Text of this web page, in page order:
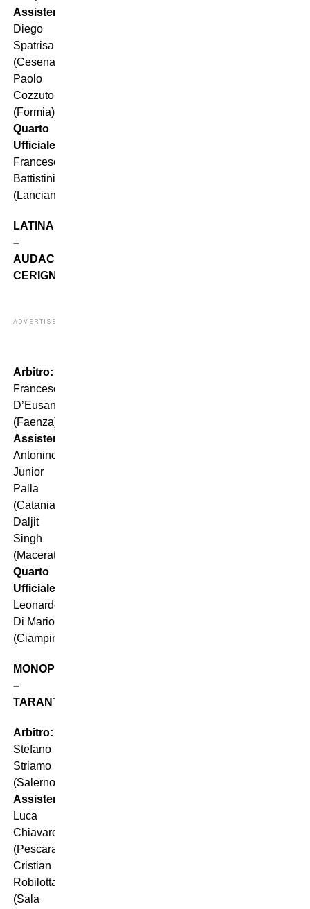
Assistenti:
Diego
Spatrisano
(Cesena),
Paolo
Cozzuto
(Formia)
Quarto
Ufficiale:
Francesco
Battistini
(Lanciano)
LATINA
–
AUDACE
CERIGNOLA
ADVERTISEMENT
Arbitro:
Francesco
D’Eusanio
(Faenza)
Assistenti:
Antonino
Junior
Palla
(Catania),
Daljit
Singh
(Macerata)
Quarto
Ufficiale:
Leonardo
Di Mario
(Ciampino)
MONOPOLI
–
TARANTO
Arbitro:
Stefano
Striamo
(Salerno)
Assistenti:
Luca
Chiavaroli
(Pescara),
Cristian
Robilotta
(Sala